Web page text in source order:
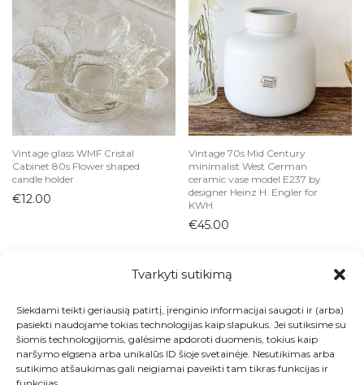
Tvarkyti sutikimą
Siekdami teikti geriausią patirtį, įrenginio informacijai saugoti ir (arba)
pasiekti naudojame tokias technologijas kaip slapukus. Jei sutiksime su
šiomis technologijomis, galėsime apdoroti duomenis, tokius kaip
naršymo elgsena arba unikalūs ID šioje svetainėje. Nesutikimas arba
sutikimo atšaukimas gali neigiamai paveikti tam tikras funkcijas ir
Vintage glass WMF Cristal
Cabinet 80s Flower shaped
candle holder
€12.00
Vintage 70s Mid Century
minimalist West German
ceramic vase model E237 by
designer Heinz H. Engler for
KWH
€45.00
Visos prekės
Kontaktai